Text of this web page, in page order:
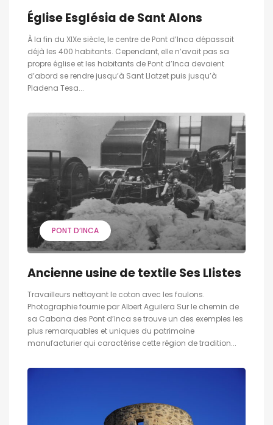
Église Església de Sant Alons
À la fin du XIXe siècle, le centre de Pont d’Inca dépassait
déjà les 400 habitants. Cependant, elle n’avait pas sa
propre église et les habitants de Pont d’Inca devaient
d’abord se rendre jusqu’à Sant Llatzet puis jusqu’à
Pladena Tesa...
PONT D’INCA
Ancienne usine de textile Ses Llistes
Travailleurs nettoyant le coton avec les foulons.
Photographie fournie par Albert Aguilera Sur le chemin de
sa Cabana des Pont d’Inca se trouve un des exemples les
plus remarquables et uniques du patrimoine
manufacturier qui caractérise cette région de tradition...